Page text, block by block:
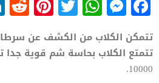
تتمكن الكلاب من الكشف عن سرطان
تتمتع الكلاب بحاسة شم قوية جدا
10000.